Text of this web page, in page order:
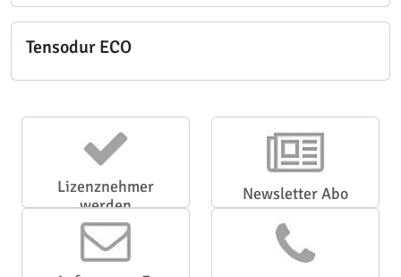
Tensodur ECO
Lizenznehmer
werden
Newsletter Abo